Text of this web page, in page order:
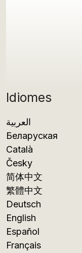
Idiomes
العربية
Беларуская
Català
Česky
简体中文
繁體中文
Deutsch
English
Español
Français